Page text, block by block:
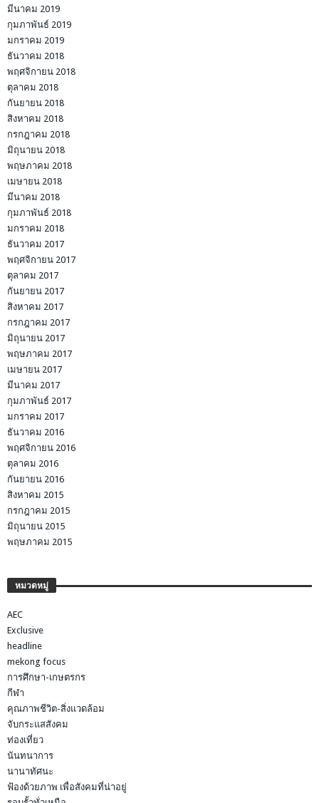
มีนาคม 2019
กุมภาพันธ์ 2019
มกราคม 2019
ธันวาคม 2018
พฤศจิกายน 2018
ตุลาคม 2018
กันยายน 2018
สิงหาคม 2018
กรกฎาคม 2018
มิถุนายน 2018
พฤษภาคม 2018
เมษายน 2018
มีนาคม 2018
กุมภาพันธ์ 2018
มกราคม 2018
ธันวาคม 2017
พฤศจิกายน 2017
ตุลาคม 2017
กันยายน 2017
สิงหาคม 2017
กรกฎาคม 2017
มิถุนายน 2017
พฤษภาคม 2017
เมษายน 2017
มีนาคม 2017
กุมภาพันธ์ 2017
มกราคม 2017
ธันวาคม 2016
พฤศจิกายน 2016
ตุลาคม 2016
กันยายน 2016
สิงหาคม 2015
กรกฎาคม 2015
มิถุนายน 2015
พฤษภาคม 2015
หมวดหมู่
AEC
Exclusive
headline
mekong focus
การศึกษา-เกษตรกร
กีฬา
คุณภาพชีวิต-สิ่งแวดล้อม
จับกระแสสังคม
ท่องเที่ยว
นันทนาการ
นานาทัศนะ
ฟ้องด้วยภาพ เพื่อสังคมที่น่าอยู่